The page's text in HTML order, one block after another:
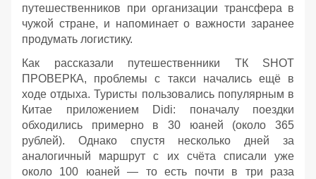
путешественников при организации трансфера в
чужой стране, и напоминает о важности заранее
продумать логистику.
Как рассказали путешественники ТК SHOT
ПРОВЕРКА, проблемы с такси начались ещё в
ходе отдыха. Туристы пользовались популярным в
Китае приложением Didi: поначалу поездки
обходились примерно в 30 юаней (около 365
рублей). Однако спустя несколько дней за
аналогичный маршрут с их счёта списали уже
около 100 юаней — то есть почти в три раза